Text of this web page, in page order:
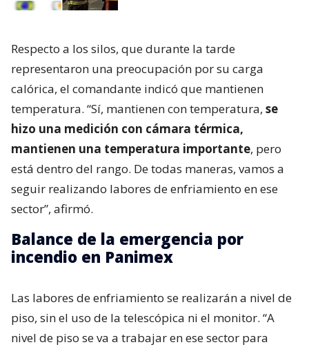
Respecto a los silos, que durante la tarde
representaron una preocupación por su carga
calórica, el comandante indicó que mantienen
temperatura. “Sí, mantienen con temperatura, se
hizo una medición con cámara térmica,
mantienen una temperatura importante, pero
está dentro del rango. De todas maneras, vamos a
seguir realizando labores de enfriamiento en ese
sector”, afirmó.
Balance de la emergencia por
incendio en Panimex
Las labores de enfriamiento se realizarán a nivel de
piso, sin el uso de la telescópica ni el monitor. “A
nivel de piso se va a trabajar en ese sector para